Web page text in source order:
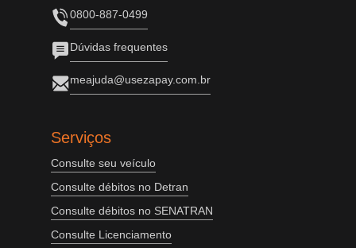
0800-887-0499
Dúvidas frequentes
meajuda@usezapay.com.br
Serviços
Consulte seu veículo
Consulte débitos no Detran
Consulte débitos no SENATRAN
Consulte Licenciamento